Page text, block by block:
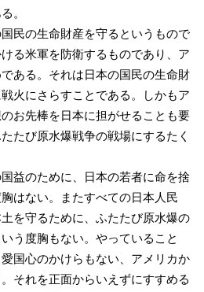
。
民の生命財産を守るというもので
る米軍を防衛するものであり、ア
ある。それは日本の国民の生命財
火にさらすことである。しかもア
お先棒を日本に担がせることも要
たび原水爆戦争の戦場にするたく
益のために、日本の若者に命を捨
はない。またすべての日本人民
を守るために、ふたたび原水爆の
う度胸もない。やっていること
国心のかけらもない、アメリカか
それを正面からいえずにすすめる